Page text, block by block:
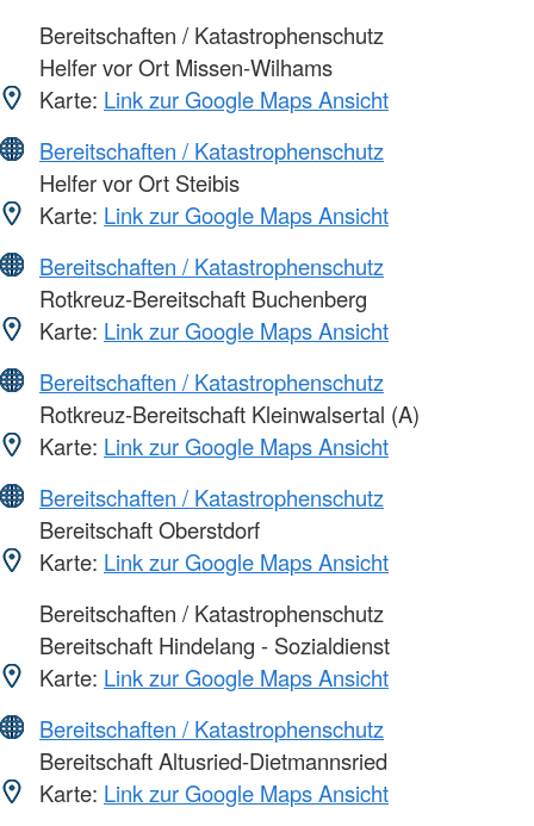
Bereitschaften / Katastrophenschutz
Helfer vor Ort Missen-Wilhams
Karte: Link zur Google Maps Ansicht
Bereitschaften / Katastrophenschutz
Helfer vor Ort Steibis
Karte: Link zur Google Maps Ansicht
Bereitschaften / Katastrophenschutz
Rotkreuz-Bereitschaft Buchenberg
Karte: Link zur Google Maps Ansicht
Bereitschaften / Katastrophenschutz
Rotkreuz-Bereitschaft Kleinwalsertal (A)
Karte: Link zur Google Maps Ansicht
Bereitschaften / Katastrophenschutz
Bereitschaft Oberstdorf
Karte: Link zur Google Maps Ansicht
Bereitschaften / Katastrophenschutz
Bereitschaft Hindelang - Sozialdienst
Karte: Link zur Google Maps Ansicht
Bereitschaften / Katastrophenschutz
Bereitschaft Altusried-Dietmannsried
Karte: Link zur Google Maps Ansicht